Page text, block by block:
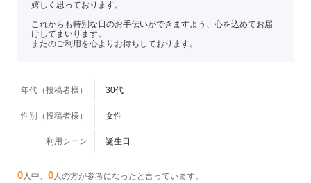
嬉しく思っております。
これからも特別な日のお手伝いができますよう、心を込めてお届
けしてまいります。
またのご利用を心よりお待ちしております。
年代（投稿者様） 30代
性別（投稿者様） 女性
利用シーン 誕生日
0 人中、 0 人の方が参考になったと言っています。